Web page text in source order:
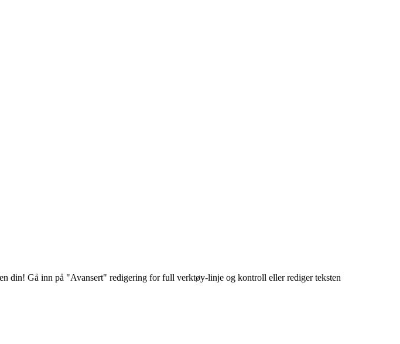
din! Gå inn på "Avansert" redigering for full verktøy-linje og kontroll eller rediger teksten